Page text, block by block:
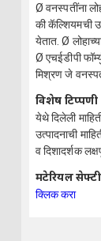
Ø वनस्पतींना
की कॅल्शियमची
येतात. Ø
Ø एचईडीपी
मिश्रण जे
विशेष टिप्पणी
येथे दिलेली
उत्पादनाची
व दिशादर्शक
मटेरियल
क्लिक करा